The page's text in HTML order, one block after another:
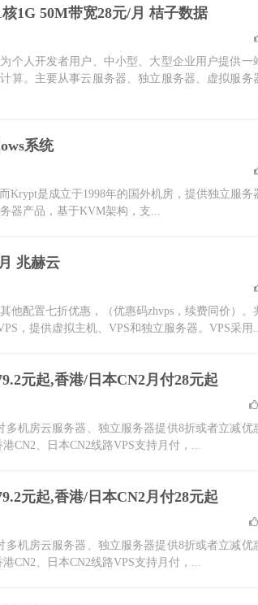
1G 50M带宽28元/月 桔子数据
个人开发者用户、中小型、大型企业用户提供一
算。主要从事云服务器、独立服务器、虚拟服务
系统
Krypt是成立于1998年的国外机房，提供独立服务
器产品，基于KVM架构，支...
兆赫云
他配置七折优惠，（优惠码zhvps，续费同价）。
，提供虚拟主机、VPS和独立服务器。VPS采用
元起,香港/日本CN2月付28元起
机房云服务器、独立服务器提供8折或者立减优
CN2、日本CN2线路VPS支持月付，...
元起,香港/日本CN2月付28元起
机房云服务器、独立服务器提供8折或者立减优
CN2、日本CN2线路VPS支持月付，...